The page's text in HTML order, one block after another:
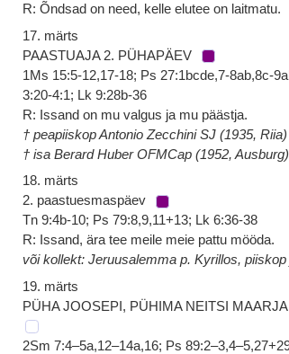
R: Õndsad on need, kelle elutee on laitmatu.
17. märts
PAASTUAJA 2. PÜHAPÄEV
1Ms 15:5-12,17-18; Ps 27:1bcde,7-8ab,8c-
3:20-4:1; Lk 9:28b-36
R: Issand on mu valgus ja mu päästja.
† peapiiskop Antonio Zecchini SJ (1935, Riia)
† isa Berard Huber OFMCap (1952, Ausburg)
18. märts
2. paastuesmaspäev
Tn 9:4b-10; Ps 79:8,9,11+13; Lk 6:36-38
R: Issand, ära tee meile meie pattu mööda.
või kollekt: Jeruusalemma p. Kyrillos,
19. märts
PÜHA JOOSEPI, PÜHIMA NEITSI
2Sm 7:4–5a,12–14a,16; Ps